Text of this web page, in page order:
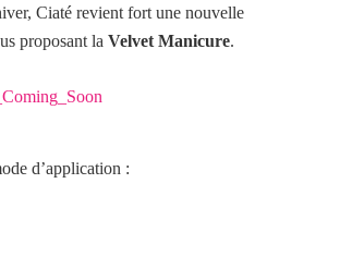
Ciaté revient fort une nouvelle
proposant la Velvet Manicure.
d’application :